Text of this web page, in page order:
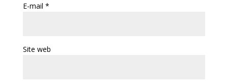
E-mail *
Site web